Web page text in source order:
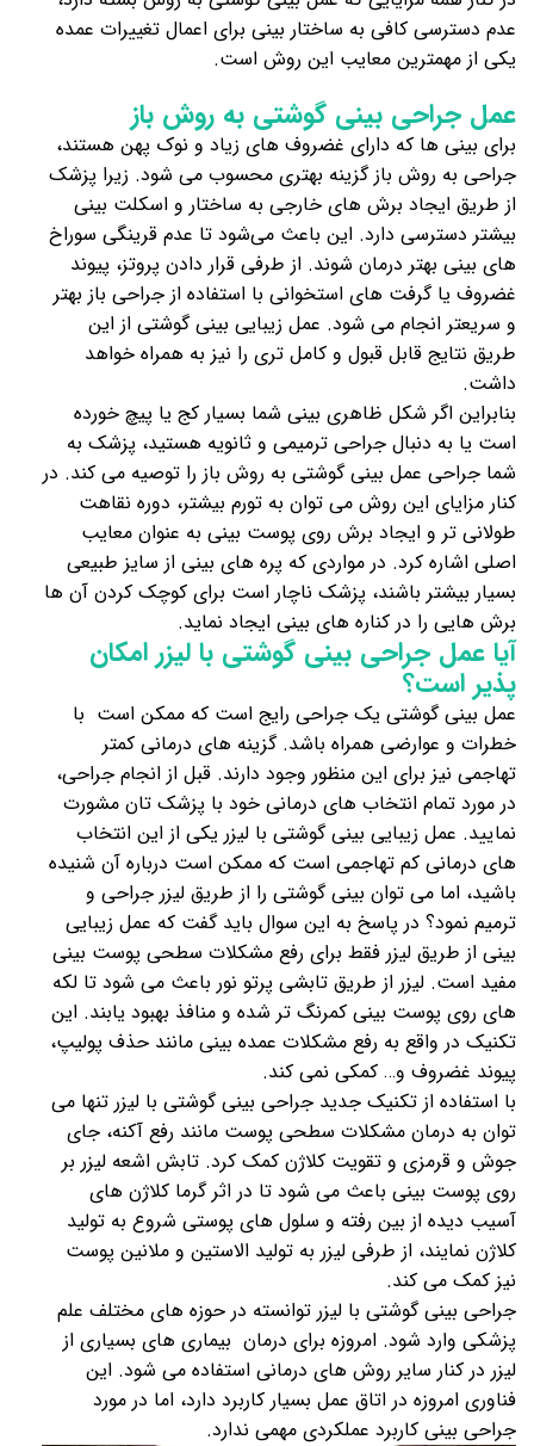
عدم دسترسی کافی به ساختار بینی برای اعمال تغییرات عمده
یکی از مهمترین معایب این روش است.
عمل جراحی بینی گوشتی به روش باز
برای بینی ها که دارای غضروف های زیاد و نوک پهن هستند،
جراحی به روش باز گزینه بهتری محسوب می شود. زیرا پزشک
از طریق ایجاد برش های خارجی به ساختار و اسکلت بینی
بیشتر دسترسی دارد. این باعث می‌شود تا عدم قرینگی سوراخ
های بینی بهتر درمان شوند. از طرفی قرار دادن پروتز، پیوند
غضروف یا گرفت های استخوانی با استفاده از جراحی باز بهتر
و سریعتر انجام می شود. عمل زیبایی بینی گوشتی از این
طریق نتایج قابل قبول و کامل تری را نیز به همراه خواهد
داشت.
بنابراین اگر شکل ظاهری بینی شما بسیار کج یا پیچ خورده
است یا به دنبال جراحی ترمیمی و ثانویه هستید، پزشک به
شما جراحی عمل بینی گوشتی به روش باز را توصیه می کند. در
کنار مزایای این روش می توان به تورم بیشتر، دوره نقاهت
طولانی تر و ایجاد برش روی پوست بینی به عنوان معایب
اصلی اشاره کرد. در مواردی که پره های بینی از سایز طبیعی
بسیار بیشتر باشند، پزشک ناچار است برای کوچک کردن آن ها
برش هایی را در کناره های بینی ایجاد نماید.
آیا عمل جراحی بینی گوشتی با لیزر امکان
پذیر است؟
عمل بینی گوشتی یک جراحی رایج است که ممکن است با
خطرات و عوارضی همراه باشد. گزینه های درمانی کمتر
تهاجمی نیز برای این منظور وجود دارند. قبل از انجام جراحی،
در مورد تمام انتخاب های درمانی خود با پزشک تان مشورت
نمایید. عمل زیبایی بینی گوشتی با لیزر یکی از این انتخاب
های درمانی کم تهاجمی است که ممکن است درباره آن شنیده
باشید، اما می توان بینی گوشتی را از طریق لیزر جراحی و
ترمیم نمود؟ در پاسخ به این سوال باید گفت که عمل زیبایی
بینی از طریق لیزر فقط برای رفع مشکلات سطحی پوست بینی
مفید است. لیزر از طریق تابشی پرتو نور باعث می شود تا لکه
های روی پوست بینی کمرنگ تر شده و منافذ بهبود یابند. این
تکنیک در واقع به رفع مشکلات عمده بینی مانند حذف پولیپ،
پیوند غضروف و… کمکی نمی کند.
با استفاده از تکنیک جدید جراحی بینی گوشتی با لیزر تنها می
توان به درمان مشکلات سطحی پوست مانند رفع آکنه، جای
جوش و قرمزی و تقویت کلاژن کمک کرد. تابش اشعه لیزر بر
روی پوست بینی باعث می‌ شود تا در اثر گرما کلاژن های
آسیب دیده از بین رفته و سلول های پوستی شروع به تولید
کلاژن نمایند، از طرفی لیزر به تولید الاستین و ملانین پوست
نیز کمک می کند.
جراحی بینی گوشتی با لیزر توانسته در حوزه‌ های مختلف علم
پزشکی وارد شود. امروزه برای درمان بیماری‌ های بسیاری از
لیزر در کنار سایر روش های درمانی استفاده می شود. این
فناوری امروزه در اتاق عمل بسیار کاربرد دارد، اما در مورد
جراحی بینی کاربرد عملکردی مهمی ندارد.